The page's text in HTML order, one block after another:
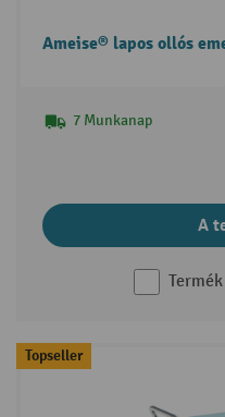
Ameise® lapos ollós
7 Munkanap
A
Topseller